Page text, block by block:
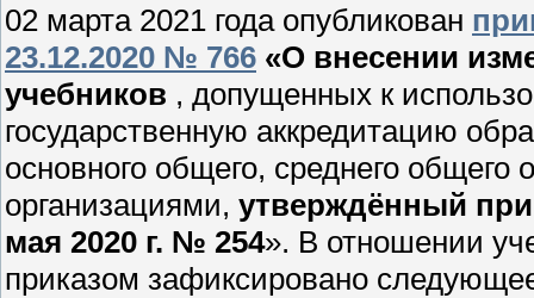
02 марта 2021 года опубликован
23.12.2020 № 766 «О внесении
учебников , допущенных к
государственную аккредитацию
основного общего, среднего
организациями, утверждённый
мая 2020 г. № 254». В отношении
приказом зафиксировано